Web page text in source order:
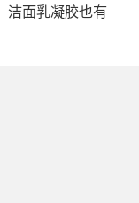
洁面乳凝胶也有